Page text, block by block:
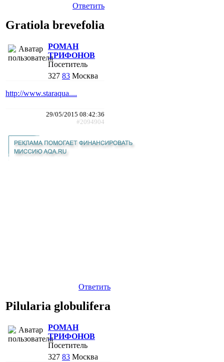
Ответить
Gratiola brevefolia
РОМАН
ТРИФОНОВ
Посетитель
327 83 Москва
http://www.staraqua....
29/05/2015 08:42:36
#2094904
Ответить
Pilularia globulifera
РОМАН
ТРИФОНОВ
Посетитель
327 83 Москва